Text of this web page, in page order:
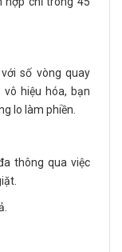
số vòng quay
hiệu hóa, bạn
lo làm phiền.
thông qua việc